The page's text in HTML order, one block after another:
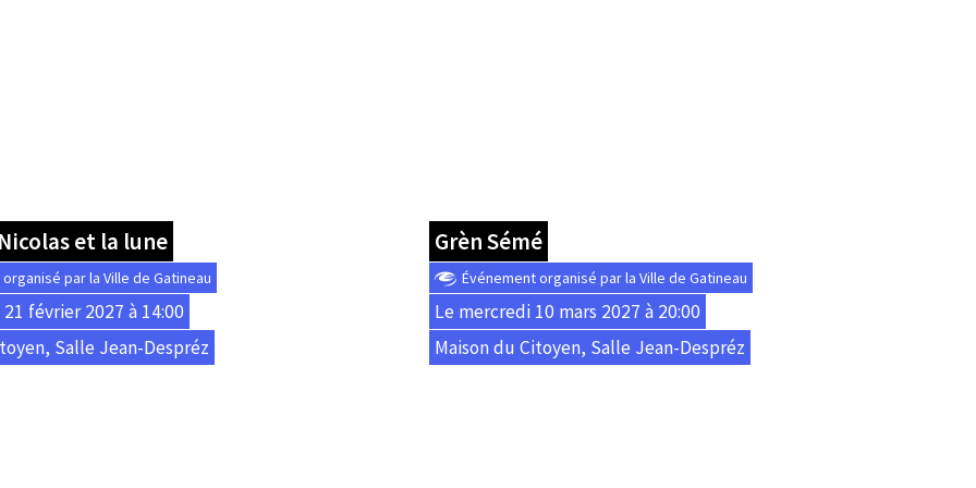
et la lune
par la Ville de Gatineau
février 2027 à 14:00
Salle Jean-Despréz
Grèn Sémé
Événement organisé par la Ville de Gatineau
Le mercredi 10 mars 2027 à 20:00
Maison du Citoyen, Salle Jean-Despréz